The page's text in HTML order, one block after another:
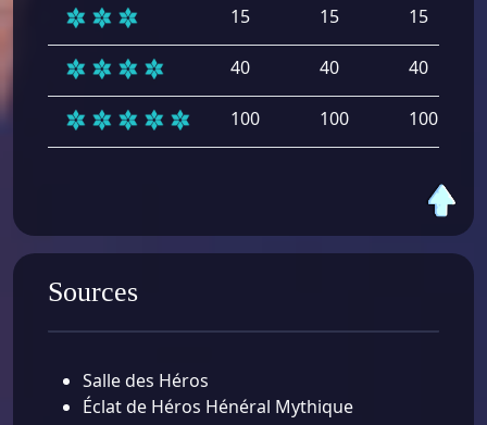
15 15 15
40 40 40
100 100 100
Sources
Salle des Héros
Éclat de Héros Hénéral Mythique